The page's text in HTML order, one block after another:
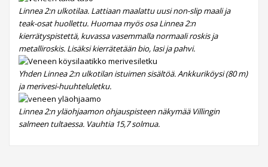
Linnea 2:n ulkotilaa. Lattiaan maalattu uusi non-slip maali ja
teak-osat huollettu. Huomaa myös osa Linnea 2:n
kierrätyspistettä, kuvassa vasemmalla normaali roskis ja
metalliroskis. Lisäksi kierrätetään bio, lasi ja pahvi.
Yhden Linnea 2:n ulkotilan istuimen sisältöä. Ankkuriköysi (80 m)
ja merivesi-huuhteluletku.
Linnea 2:n yläohjaamon ohjauspisteen näkymää Villingin
salmeen tultaessa. Vauhtia 15,7 solmua.